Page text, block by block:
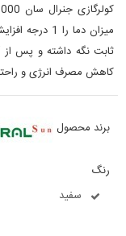
ثابت نگه داشته و پس
کاهش مصرف انرژی و
برند محصول
رنگ
سفید